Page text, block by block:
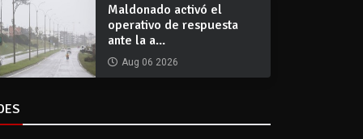
Maldonado activó el
operativo de respuesta
ante la a...
Aug 06 2026